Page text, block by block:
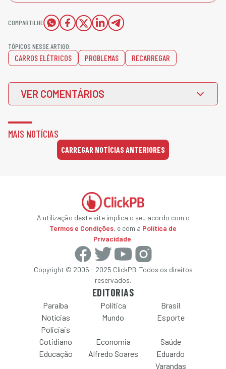
COMPARTILHE
TÓPICOS NESSE ARTIGO:
CARROS ELÉTRICOS PROBLEMAS RECARREGAR
VER COMENTÁRIOS
MAIS NOTÍCIAS
CARREGAR NOTÍCIAS ANTERIORES
A utilização deste site implica o seu acordo com o
Termos e Condições, e com a Política de
Privacidade.
Copyright © 2005 - 2025 ClickPB. Todos os direitos
reservados.
EDITORIAS
Paraíba Política
Brasil
Notícias
Policiais
Mundo Esporte
Cotidiano Economia
Saúde
Educação
Alfredo Soares
Eduardo
Varandas